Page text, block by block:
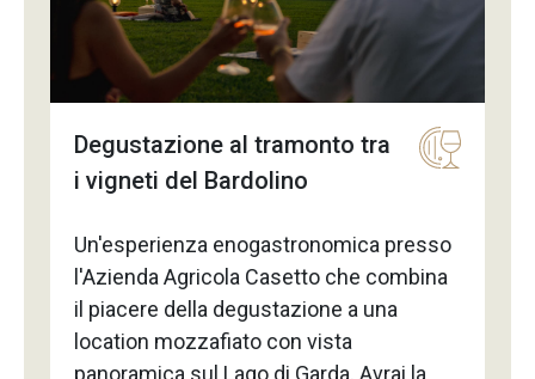
Degustazione al tramonto tra
i vigneti del Bardolino
Un'esperienza enogastronomica presso
l'Azienda Agricola Casetto che combina
il piacere della degustazione a una
location mozzafiato con vista